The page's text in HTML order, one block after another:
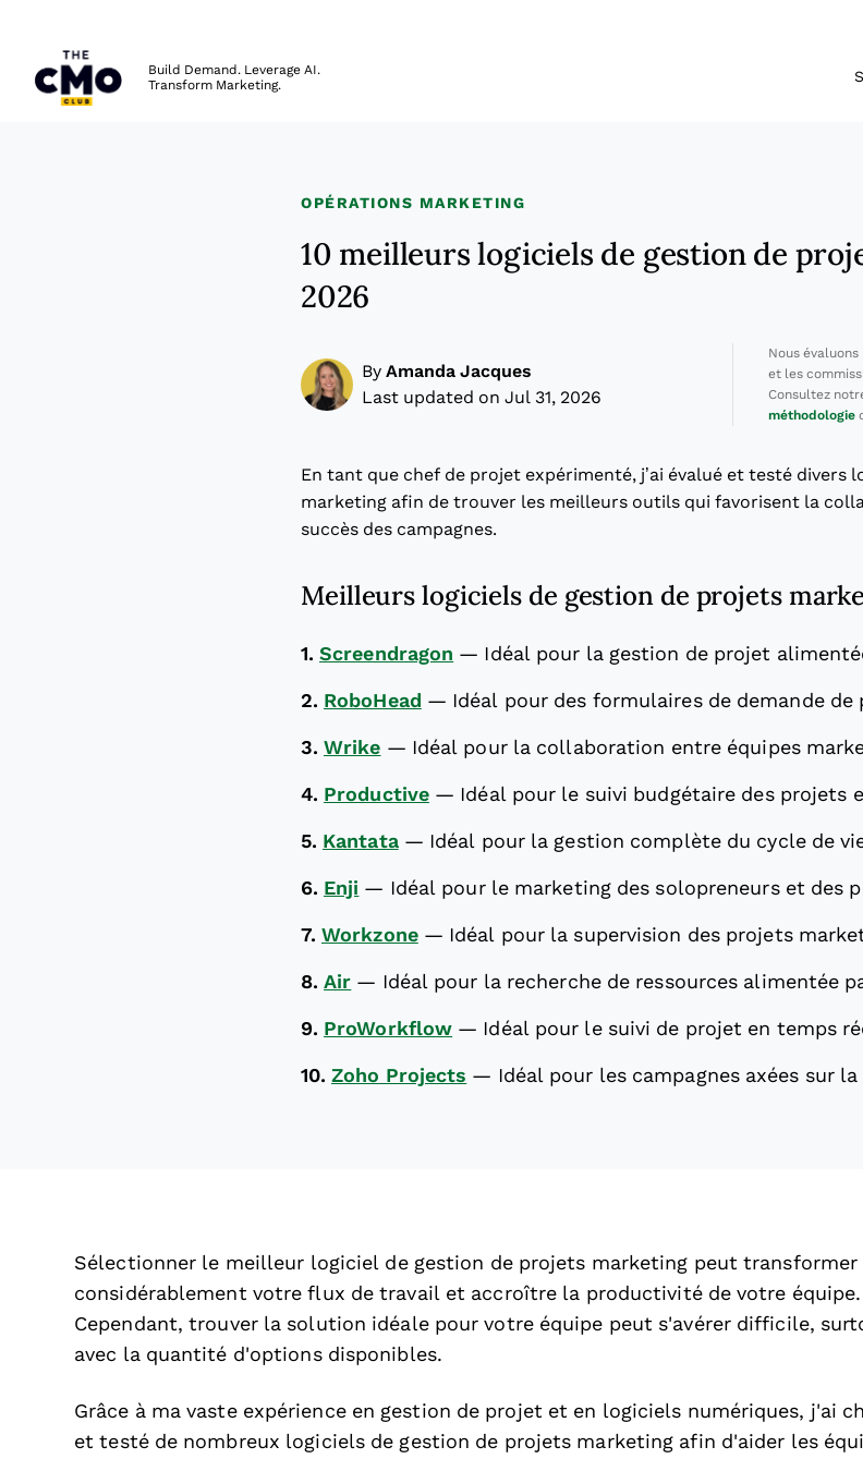
Build Demand. Leverage AI.
Transform Marketing.
OPÉRATIONS MARKETING
10 meilleurs logiciels de gestion de
2026
By Amanda Jacques
Last updated on Jul 31, 2026
Nous
et les
Consultez
méthodologie
En tant que chef de projet expérimenté, j’ai évalué et testé divers
marketing afin de trouver les meilleurs outils qui favorisent la
succès des campagnes.
Meilleurs logiciels de gestion de projets
1. Screendragon — Idéal pour la gestion de projet
2. RoboHead — Idéal pour des formulaires de demande
3. Wrike — Idéal pour la collaboration entre équipes
4. Productive — Idéal pour le suivi budgétaire des projets
5. Kantata — Idéal pour la gestion complète du cycle de
6. Enji — Idéal pour le marketing des solopreneurs et des
7. Workzone — Idéal pour la supervision des projets
8. Air — Idéal pour la recherche de ressources alimentée
9. ProWorkflow — Idéal pour le suivi de projet en temps
10. Zoho Projects — Idéal pour les campagnes axées sur
Sélectionner le meilleur logiciel de gestion de projets marketing peut transformer
considérablement votre flux de travail et accroître la productivité de votre équipe.
Cependant, trouver la solution idéale pour votre équipe peut s'avérer difficile,
avec la quantité d'options disponibles.
Grâce à ma vaste expérience en gestion de projet et en logiciels numériques, j'ai
et testé de nombreux logiciels de gestion de projets marketing afin d'aider les